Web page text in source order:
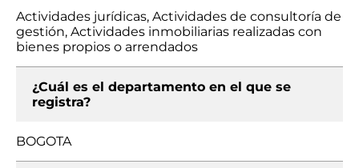
Actividades jurídicas, Actividades de consultoría de
gestión, Actividades inmobiliarias realizadas con
bienes propios o arrendados
¿Cuál es el departamento en el que se
registra?
BOGOTA